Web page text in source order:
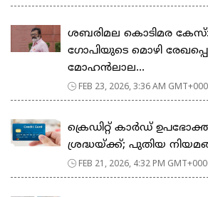
ശബരിമല കൊടിമര
ഗോപിയുടെ മൊഴി
മോഹൻലാല...
FEB 23, 2026, 3:36 AM
ക്രെഡിറ്റ് കാർഡ്
ശ്രദ്ധയ്ക്ക്; പുതിയ
FEB 21, 2026, 4:32 PM